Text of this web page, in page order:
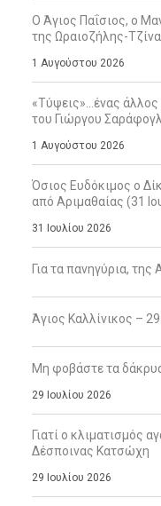
Ο Άγιος Παΐσιος, ο
της Ωραιοζήλης-
1 Αυγούστου 2026
«Τύψεις»…ένας άλλος
του Γιώργου
1 Αυγούστου 2026
Όσιος Ευδόκιμος ο
από Αριμαθαίας (31
31 Ιουλίου 2026
Για τα πανηγύρια,
Άγιος Καλλίνικος – 29
Μη φοβάστε τα
29 Ιουλίου 2026
Γιατί ο κλιματισμός
Δέσποινας Κατσώχη
29 Ιουλίου 2026